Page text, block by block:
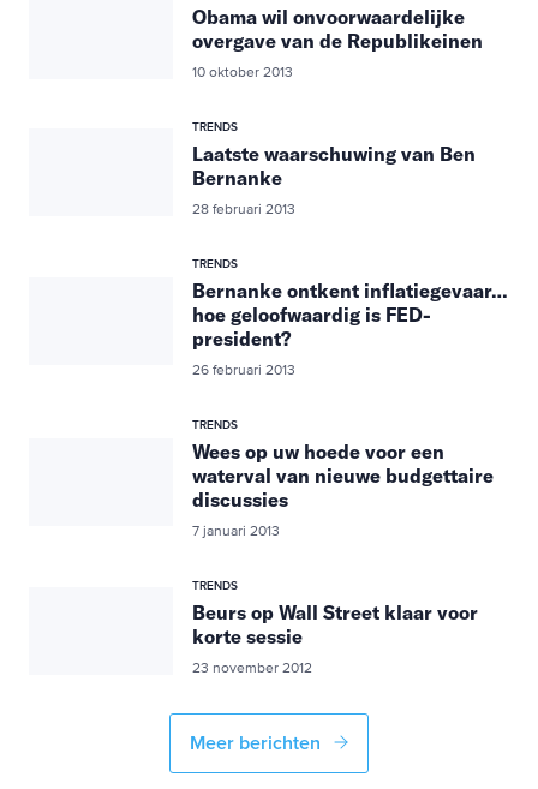
Obama wil onvoorwaardelijke
overgave van de Republikeinen
10 oktober 2013
TRENDS
Laatste waarschuwing van Ben
Bernanke
28 februari 2013
TRENDS
Bernanke ontkent inflatiegevaar…
hoe geloofwaardig is FED-
president?
26 februari 2013
TRENDS
Wees op uw hoede voor een
waterval van nieuwe budgettaire
discussies
7 januari 2013
TRENDS
Beurs op Wall Street klaar voor
korte sessie
23 november 2012
Meer berichten